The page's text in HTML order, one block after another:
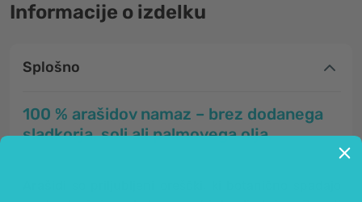
Informacije o izdelku
Splošno
100 % arašidov namaz – brez dodanega
sladkorja, soli ali palmovega olja.